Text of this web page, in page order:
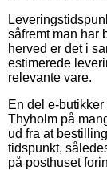
såfremt man har
herved er det i
estimerede
relevante vare.
En del e-
Thyholm på
ud fra at
tidspunkt,
på posthuset